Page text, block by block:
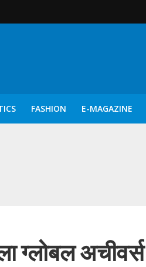
FASHION E-MAGAZINE
अचीवर्स